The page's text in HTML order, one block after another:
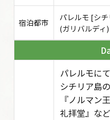
宿泊都市
パレルモ [シ
(ガリバルディ)
パレルモに
シチリア島
『ノルマン
礼拝堂』な